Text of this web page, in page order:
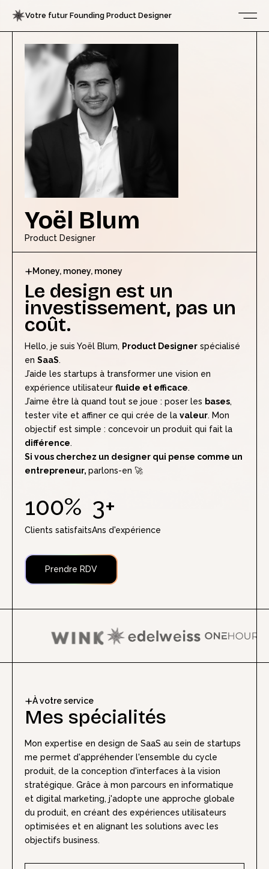
Votre futur Founding Product Designer
Yoël Blum
Product Designer
Money, money, money
Le design est un
investissement, pas un
coût.
Hello, je suis Yoël Blum, Product Designer spécialisé
en SaaS.
J’aide les startups à transformer une vision en
expérience utilisateur fluide et efficace.
J’aime être là quand tout se joue : poser les bases,
tester vite et affiner ce qui crée de la valeur. Mon
objectif est simple : concevoir un produit qui fait la
différence.
Si vous cherchez un designer qui pense comme un
entrepreneur, parlons-en 🚀
100%
Clients satisfaits
3+
Ans d'expérience
Prendre RDV
À votre service
Mes spécialités
Mon expertise en design de SaaS au sein de startups
me permet d'appréhender l'ensemble du cycle
produit, de la conception d'interfaces à la vision
stratégique. Grâce à mon parcours en informatique
et digital marketing, j'adopte une approche globale
du produit, en créant des expériences utilisateurs
optimisées et en alignant les solutions avec les
objectifs business.